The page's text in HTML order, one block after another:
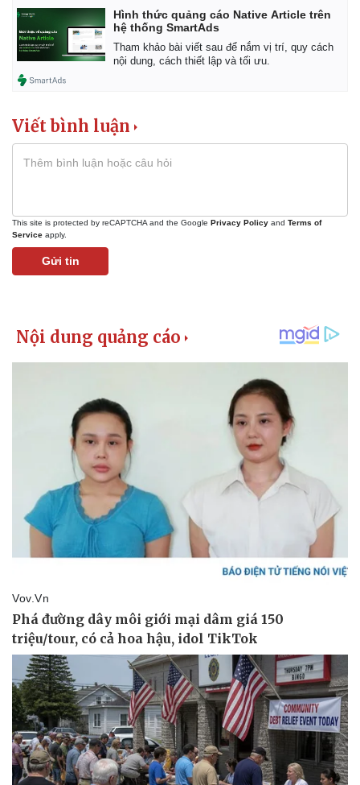
Tin nóng
Hình thức quảng cáo Native Article trên
hệ thống SmartAds
Tham khảo bài viết sau để nắm vị trí, quy cách
nội dung, cách thiết lập và tối ưu.
Viết bình luận
This site is protected by reCAPTCHA and the Google Privacy Policy and Terms of
Service apply.
Gửi tin